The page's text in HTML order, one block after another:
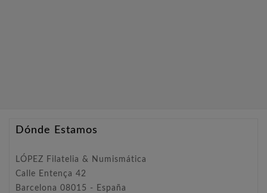
Dónde Estamos
LÓPEZ Filatelia & Numismática
Calle Entença 42
Barcelona 08015 - España